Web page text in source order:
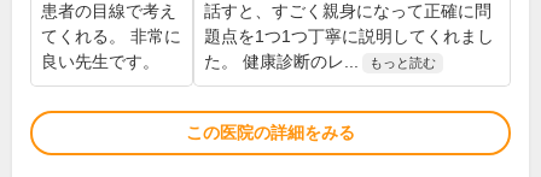
患者の目線で考え
てくれる。 非常に
良い先生です。
話すと、すごく親身になって正確に問
題点を1つ1つ丁寧に説明してくれまし
た。 健康診断のレ...
もっと読む
この医院の詳細をみる